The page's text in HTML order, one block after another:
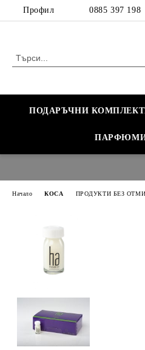
Профил 0885 397 198
ПОДАРЪЧНИ
Начало КОСА ПРОДУКТИ БЕЗ